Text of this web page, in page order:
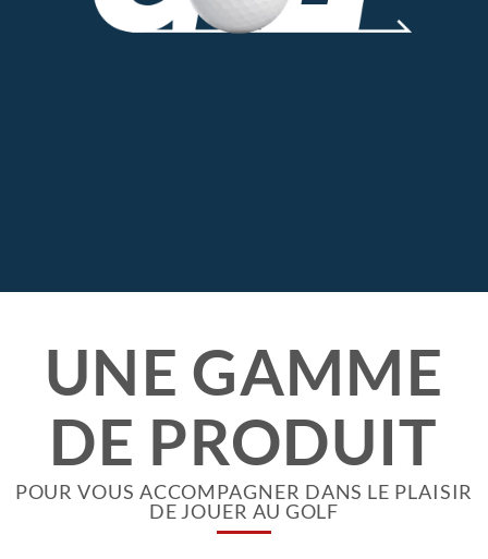
UNE GAMME
DE PRODUIT
POUR VOUS ACCOMPAGNER DANS LE PLAISIR
DE JOUER AU GOLF